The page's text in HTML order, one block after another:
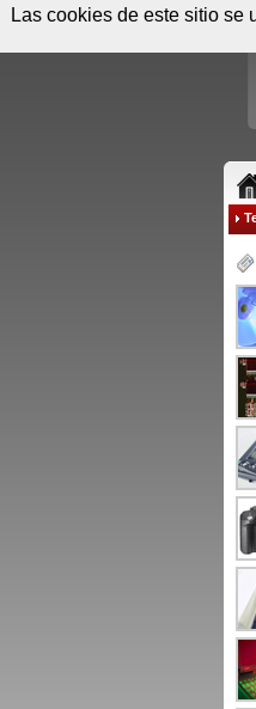
Las cookies de este sitio se